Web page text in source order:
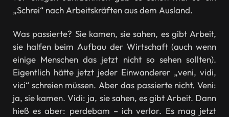
„Schrei“ nach Arbeitskräften aus dem Ausland.
Was passierte? Sie kamen, sie sahen, es gibt Arbeit,
sie halfen beim Aufbau der Wirtschaft (auch wenn
einige Menschen das jetzt nicht so sehen sollten).
Eigentlich hätte jetzt jeder Einwanderer „veni, vidi,
vici“ schreien müssen. Aber das passierte nicht. Veni:
ja, sie kamen. Vidi: ja, sie sahen, es gibt Arbeit. Dann
hieß es aber: perdebam – ich verlor. Es mag jetzt